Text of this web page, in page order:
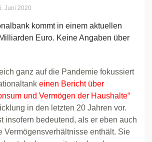
Juni 2020
kommt in einem aktuellen
Euro. Keine Angaben über
ganz auf die Pandemie fokussiert
einen Bericht über
und Vermögen der Haushalte“
in den letzten 20 Jahren vor.
insofern bedeutend, als er eben auch
Vermögensverhältnisse enthält. Sie